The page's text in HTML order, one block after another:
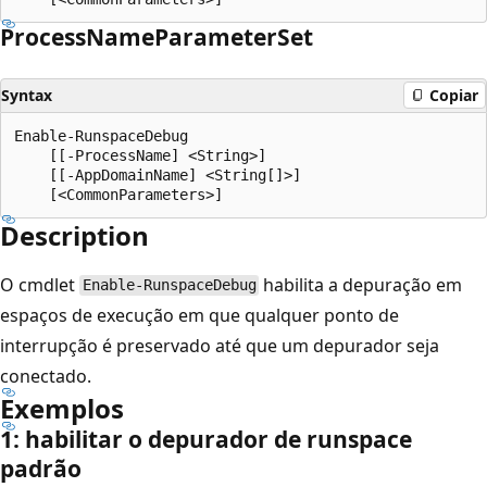
ProcessNameParameterSet
Syntax Copiar
Enable-RunspaceDebug
    [[-ProcessName] <String>]
    [[-AppDomainName] <String[]>]
Description
O cmdlet Enable-RunspaceDebug habilita a depuração em
espaços de execução em que qualquer ponto de
interrupção é preservado até que um depurador seja
conectado.
Exemplos
1: habilitar o depurador de runspace
padrão